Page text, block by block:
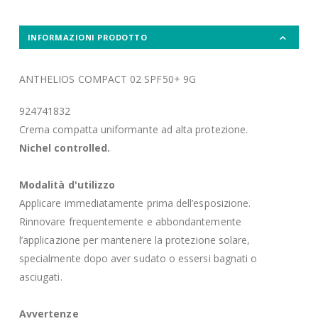
INFORMAZIONI PRODOTTO
ANTHELIOS COMPACT 02 SPF50+ 9G
924741832
Crema compatta uniformante ad alta protezione.
Nichel controlled.
Modalità d'utilizzo
Applicare immediatamente prima dell’esposizione.
Rinnovare frequentemente e abbondantemente
l’applicazione per mantenere la protezione solare,
specialmente dopo aver sudato o essersi bagnati o
asciugati.
Avvertenze